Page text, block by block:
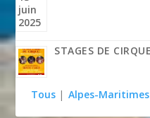
STAGES DE
Tous | Alpes-Maritimes